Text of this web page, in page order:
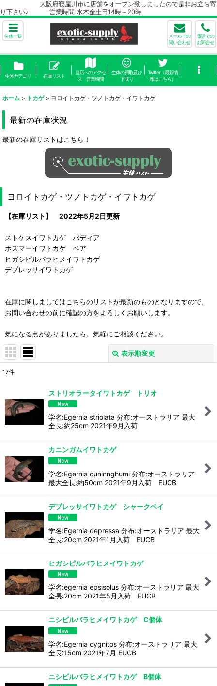
大阪府寝屋川市に店舗をオープン致しましたので是非お立ち寄
り下さい♪ 営業時間 水木金土日14時～20時
生体一覧
メールでの
問い合わせ
電話での
お問合せ
生体カテゴリ 在庫リスト
当店へのアクセ
ス 営業時間
生体の買取及び
下取り
Twitter（最新情
報はこちら）
ホーム > トカゲ > ヨロイトカゲ・ツノトカゲ・イワトカゲ
最新の在庫状況
最新の在庫リストはこちら！
ヨロイトカゲ・ツノトカゲ・イワトカゲ
【在庫リスト】 2022年5月2日更新
ストケスイワトカゲ バディア
ホズマーイワトカゲ ペア
ヒガシピルパラヒメイワトカゲ
デプレッサイワトカゲ
在庫に関しましてはこちらのリストが最新のものとなりますので、
お問い合わせの前に確認の方をよろしくお願いします。
気になる点がありましたら、気軽にご相談ください。
表示順変更
並び順:
17件
ストリオラータイワトカゲ トリオ
学名:Egernia striolata 分布:オーストラリア 最大
全長:約25cm 2021年9月入荷
カニンガムイワトカゲ
学名:Egernia cuninnghumi 分布:オーストラリア
最大全長:約50cm 2021年9月入荷 EUCB
デプレッサイワトカゲ シャークベイ
学名:Egernia depressa 分布:オーストラリア 最大
全長:20cm 2021年1月入荷 EUCB
ヒガシピルバラヒメイワトカゲ
学名:egernia epsisolus 分布:オーストラリア 最大
全長:20cm 2021年5月入荷 EUCB
ニシピルバラヒメイワトカゲ C個体
学名:Egernia cygnitos 分布:オーストラリア 最大
全長:15cm 2021年7月 EUCB
ニシピルバラヒメイワトカゲ B個体